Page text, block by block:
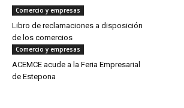
Comercio y empresas
Libro de reclamaciones a disposición
de los comercios
Comercio y empresas
ACEMCE acude a la Feria Empresarial
de Estepona